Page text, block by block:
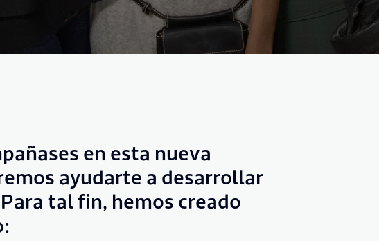
en esta nueva
ayudarte a desarrollar
tal fin, hemos creado